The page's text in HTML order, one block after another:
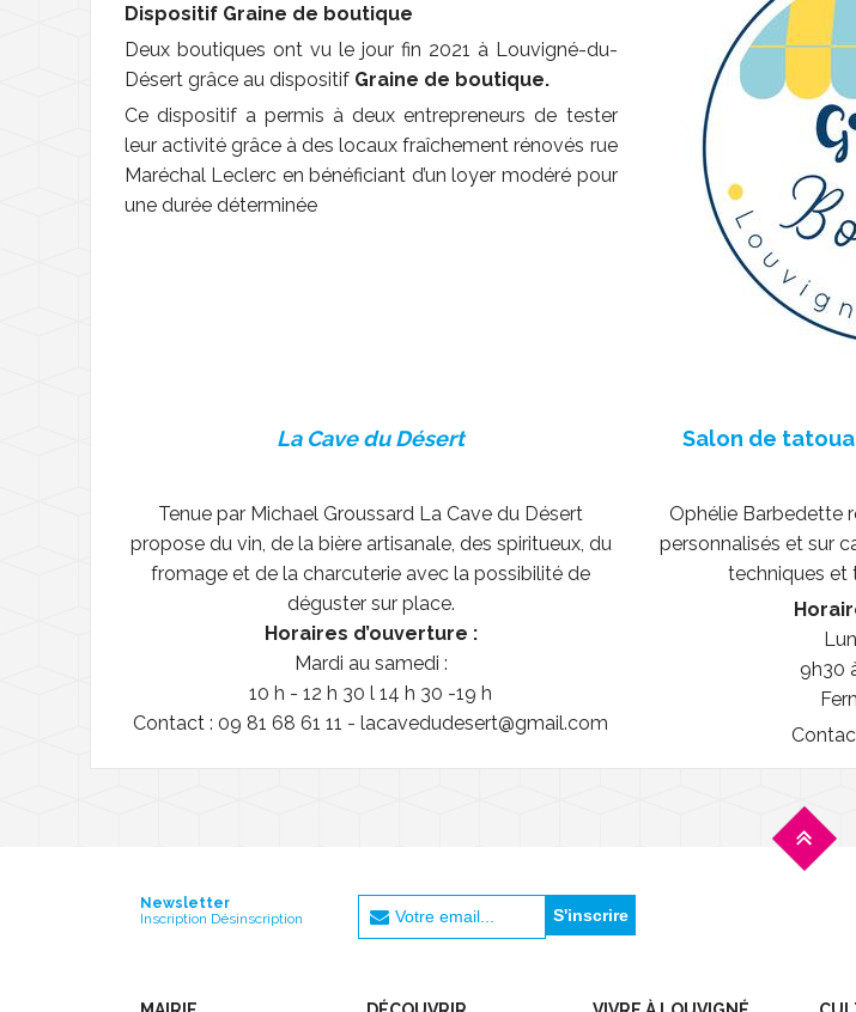
Dispositif Graine de boutique
Deux boutiques ont vu le jour fin 2021 à Louvigné-du-
Désert grâce au dispositif Graine de boutique.
Ce dispositif a permis à deux entrepreneurs de tester
leur activité grâce à des locaux fraîchement rénovés rue
Maréchal Leclerc en bénéficiant d’un loyer modéré pour
une durée déterminée
La Cave du Désert
Tenue par Michael Groussard La Cave du Désert
propose du vin, de la bière artisanale, des spiritueux, du
fromage et de la charcuterie avec la possibilité de
déguster sur place.
Horaires d’ouverture :
Mardi au samedi :
10 h - 12 h 30 l 14 h 30 -19 h
Contact : 09 81 68 61 11 - lacavedudesert@gmail.com
Salon de
Ophélie Barbedette
personnalisés et sur
techniques et
9h30
Newsletter
Inscription Désinscription